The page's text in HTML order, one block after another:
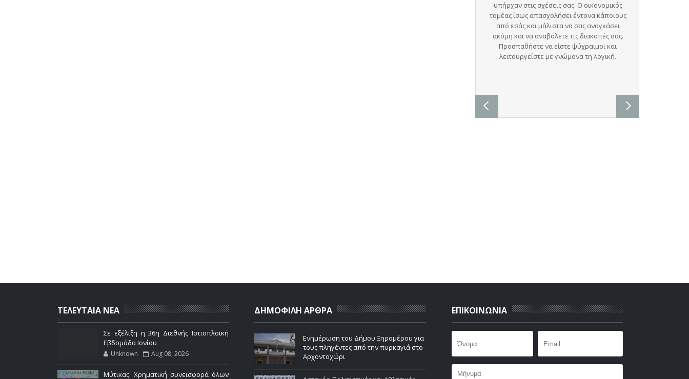
ΤΕΛΕΥΤΑΙΑ ΝΕΑ
Σε εξέλιξη η 36η Διεθνής Ιστιοπλοϊκή
Εβδομάδα Ιονίου
Unknown Aug 08, 2026
Μύτικας: Χρηματική συνεισφορά όλων
ΔΗΜΟΦΙΛΗ ΑΡΘΡΑ
Ενημέρωση του Δήμου Ξηρομέρου για
τους πληγέντες από την πυρκαγιά στο
Αρχοντοχώρι
ΕΠΙΚΟΙΝΩΝΙΑ